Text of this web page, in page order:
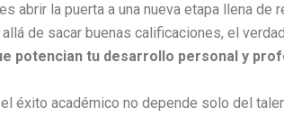
abrir la puerta a una nueva etapa llena de
de sacar buenas calificaciones, el
potencian tu desarrollo personal y
éxito académico no depende solo del